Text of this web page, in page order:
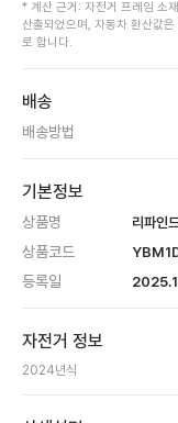
* 계산 근거: 자전거 프레임 소
산출되었으며, 자동차 환산값
로 합니다.
배송
배송방법
기본정보
상품명 리파인
상품코드
등록일
자전거 정보
2024년식